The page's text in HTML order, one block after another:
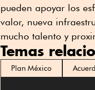
pueden apoyar los
valor, nueva
mucho talento y
Temas
Plan México